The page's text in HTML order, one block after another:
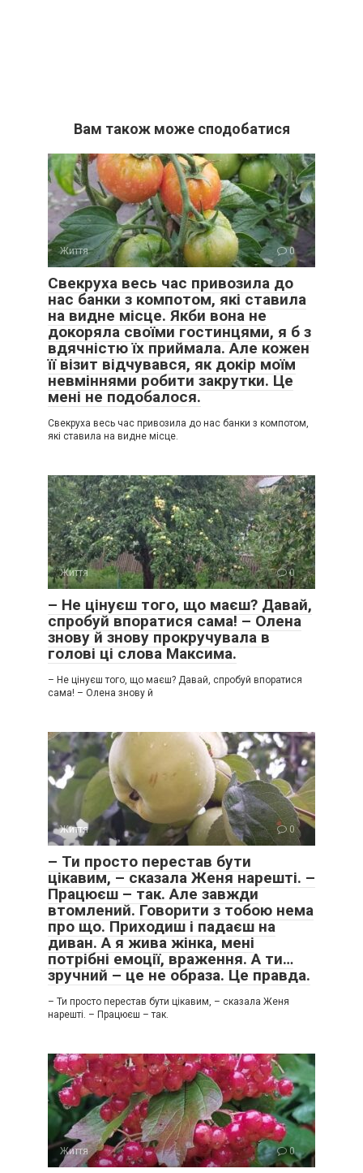
Вам також може сподобатися
Життя 0
Свекруха весь час привозила до
нас банки з компотом, які ставила
на видне місце. Якби вона не
докоряла своїми гостинцями, я б з
вдячністю їх приймала. Але кожен
її візит відчувався, як докір моїм
невміннями робити закрутки. Це
мені не подобалося.
Свекруха весь час привозила до нас банки з компотом,
які ставила на видне місце.
Життя 0
– Не цінуєш того, що маєш? Давай,
спробуй впоратися сама! – Олена
знову й знову прокручувала в
голові ці слова Максима.
– Не цінуєш того, що маєш? Давай, спробуй впоратися
сама! – Олена знову й
Життя 0
– Ти просто перестав бути
цікавим, – сказала Женя нарешті. –
Працюєш – так. Але завжди
втомлений. Говорити з тобою нема
про що. Приходиш і падаєш на
диван. А я жива жінка, мені
потрібні емоції, враження. А ти…
зручний – це не образа. Це правда.
– Ти просто перестав бути цікавим, – сказала Женя
нарешті. – Працюєш – так.
Життя 0